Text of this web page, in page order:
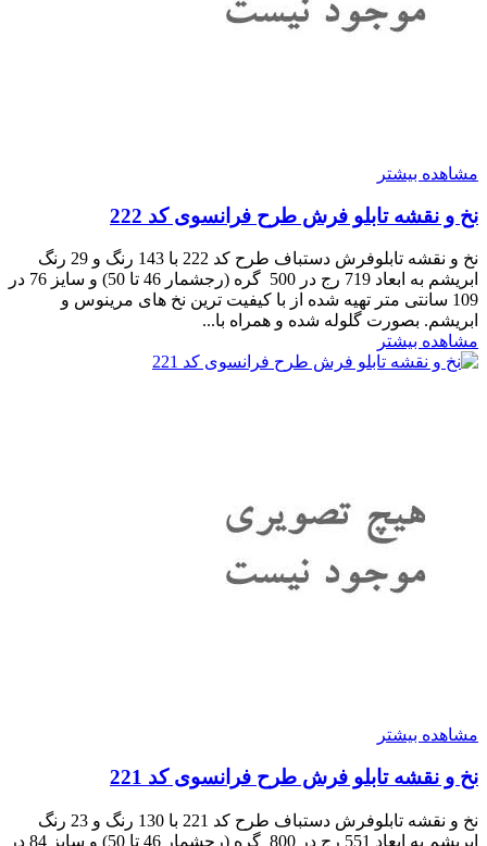
مشاهده بیشتر
نخ و نقشه تابلو فرش طرح فرانسوی کد 222
نخ و نقشه تابلوفرش دستباف طرح کد 222 با 143 رنگ و 29 رنگ
ابریشم به ابعاد 719 رج در 500 گره (رجشمار 46 تا 50) و سایز 76 در
109 سانتی متر تهیه شده از با کیفیت ترین نخ های مرینوس و
ابریشم. بصورت گلوله شده و همراه با...
مشاهده بیشتر
مشاهده بیشتر
نخ و نقشه تابلو فرش طرح فرانسوی کد 221
نخ و نقشه تابلوفرش دستباف طرح کد 221 با 130 رنگ و 23 رنگ
ابریشم به ابعاد 551 رج در 800 گره (رجشمار 46 تا 50) و سایز 84 در